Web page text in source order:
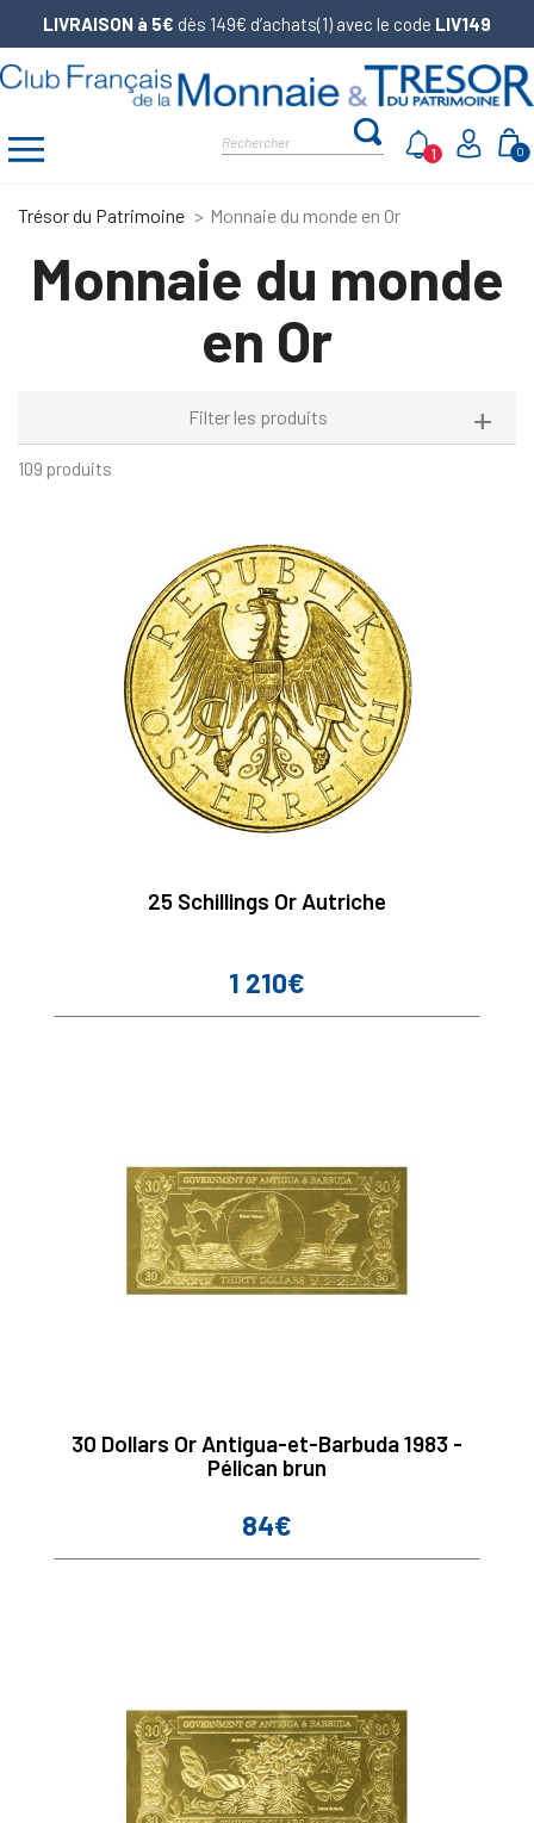
LIVRAISON à 5€ dès 149€ d’achats(1) avec le code LIV149
0
1
Trésor du Patrimoine Monnaie du monde en Or
Monnaie du monde
en Or
Filter les produits
109 produits
25 Schillings Or Autriche
Prix
1 210€
30 Dollars Or Antigua-et-Barbuda 1983 -
Pélican brun
Prix
84€